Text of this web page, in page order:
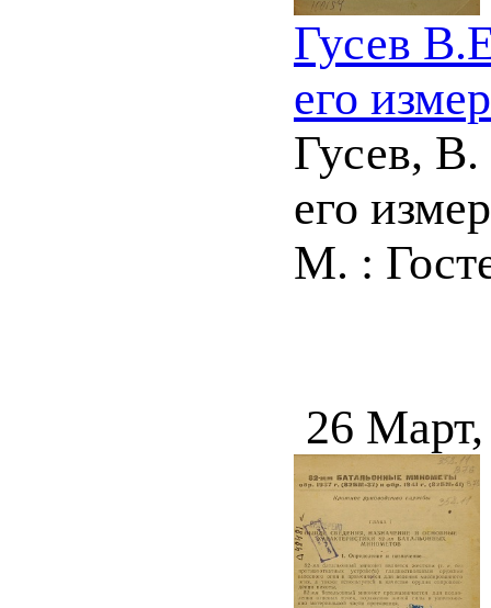
Гусев
его
Гусев,
его
М. :
26